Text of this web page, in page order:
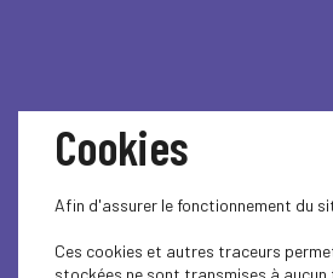
Cookies
Afin d'assurer le fonctionnement du
Ces cookies et autres traceurs
stockées ne sont transmises à